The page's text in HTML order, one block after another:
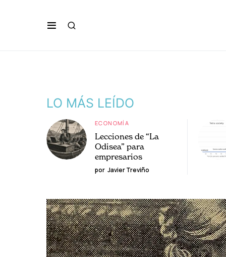
LO MÁS LEÍDO
ECONOMÍA
Lecciones de “La
Odisea” para
empresarios
por Javier Treviño